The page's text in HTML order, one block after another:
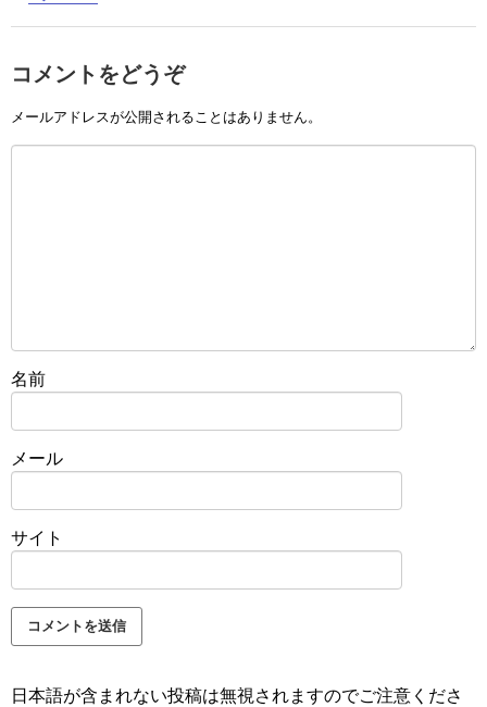
コメントをどうぞ
メールアドレスが公開されることはありません。
名前
メール
サイト
日本語が含まれない投稿は無視されますのでご注意くださ